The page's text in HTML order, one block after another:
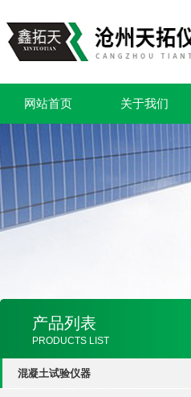
网站首页 关于我们
产品列表
PRODUCTS LIST
混凝土试验仪器